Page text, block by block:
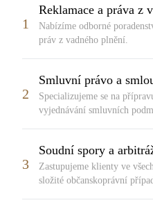
1
Reklamace a práva z
Nabízíme odborné
práv z vadného plnění.
2
Smluvní právo a
Specializujeme se na
vyjednávání smluvních
3
Soudní spory a
Zastupujeme klienty ve
složité občanskoprávní